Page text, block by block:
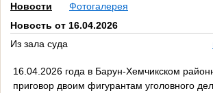
Новости
Фотогалерея
Новость от 16.04.2026
Из зала суда
16.04.2026 года в Барун-Хемчикском
приговор двоим фигурантам уголовного